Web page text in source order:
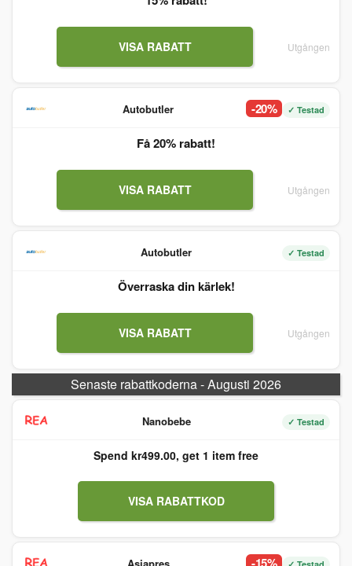
VISA RABATT Utgången
Autobutler -20% ✓ Testad
Få 20% rabatt!
VISA RABATT Utgången
Autobutler ✓ Testad
Överraska din kärlek!
VISA RABATT Utgången
Senaste rabattkoderna - Augusti 2026
Nanobebe ✓ Testad
Spend kr499.00, get 1 item free
VISA RABATTKOD
Asiapres